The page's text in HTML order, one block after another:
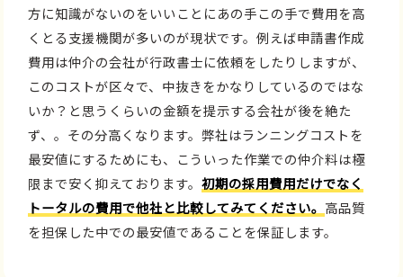
方に知識がないのをいいことにあの手この手で費用を高
くとる支援機関が多いのが現状です。例えば申請書作成
費用は仲介の会社が行政書士に依頼をしたりしますが、
このコストが区々で、中抜きをかなりしているのではな
いか？と思うくらいの金額を提示する会社が後を絶た
ず、。その分高くなります。弊社はランニングコストを
最安値にするためにも、こういった作業での仲介料は極
限まで安く抑えております。初期の採用費用だけでなく
トータルの費用で他社と比較してみてください。 高品質
を担保した中での最安値であることを保証します。